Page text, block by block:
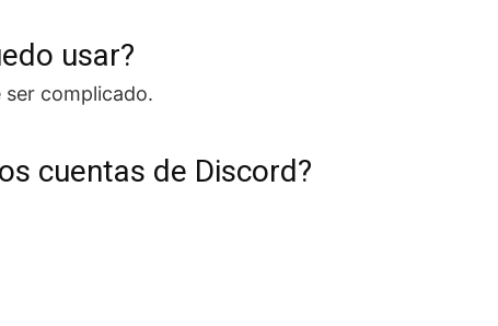
usar?
complicado.
cuentas de Discord?